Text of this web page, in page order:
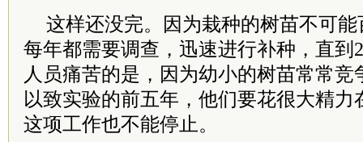
这样还没完。因为栽种的树苗不可
每年都需要调查，迅速进行补种，直到
人员痛苦的是，因为幼小的树苗常常
以致实验的前五年，他们要花很大精力
这项工作也不能停止。